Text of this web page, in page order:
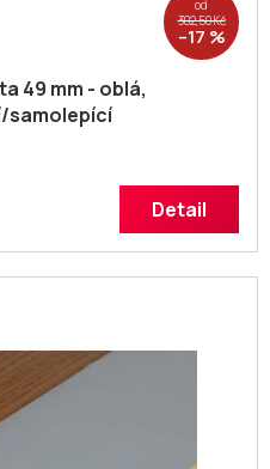
od
302,50 Kč
–17 %
49 mm - oblá,
samolepící
Detail